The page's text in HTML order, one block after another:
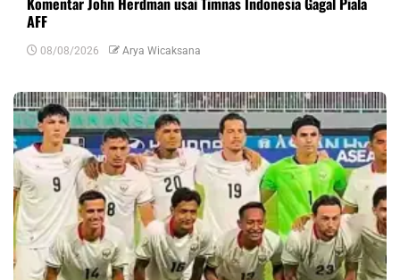
AFF
08/08/2026 Arya Wicaksana